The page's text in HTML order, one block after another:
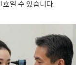
호일 수 있습니다.